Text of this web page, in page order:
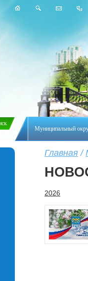
Муниципальный
Главная /
2026